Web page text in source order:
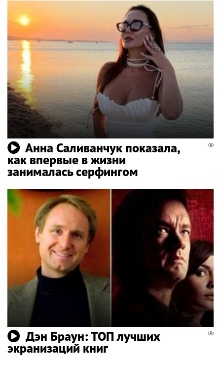
Анна Саливанчук показала,
как впервые в жизни
занималась серфингом
Дэн Браун: ТОП лучших
экранизаций книг